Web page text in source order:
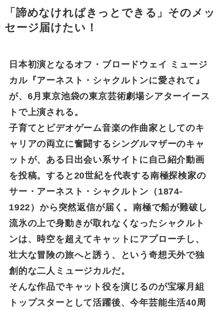
「諦めなければきっとできる」そのメッ
セージ届けたい！
日本初演となるオフ・ブロードウェイ ミュージ
カル『アーネスト・シャクルトンに愛されて』
が、6月東京池袋の東京芸術劇場シアターイース
トで上演される。
子育てとビデオゲーム音楽の作曲家としてのキ
ャリアの両立に奮闘するシングルマザーのキャ
ットが、ある日出会い系サイトに自己紹介動画
を投稿。すると20世紀を代表する南極探検家の
サー・アーネスト・シャクルトン（1874-
1922）から突然返信が届く。南極で船が難破し
流氷の上で身動きが取れなくなったシャクルト
ンは、時空を超えてキャットにアプローチし、
壮大な冒険の旅へと誘う、という奇想天外で独
創的な二人ミュージカルだ。
そんな作品でキャット役を演じるのが宝塚月組
トップスターとして活躍後、今年芸能生活40周